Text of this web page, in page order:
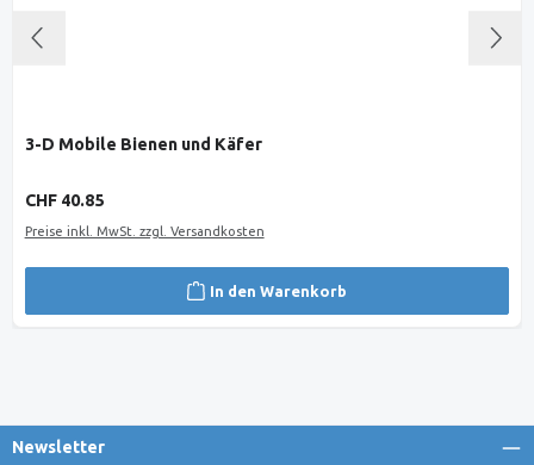
3-D Mobile Bienen und Käfer
Regulärer Preis:
CHF 40.85
Preise inkl. MwSt. zzgl. Versandkosten
In den Warenkorb
Newsletter